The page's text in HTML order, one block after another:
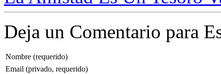
Deja un Comentario para
Nombre (requerido)
Email (privado, requerido)